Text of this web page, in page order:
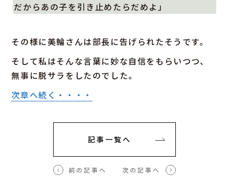
だからあの子を引き止めたらだめよ」
その様に美輪さんは部長に告げられたそうです。
そして私はそんな言葉に妙な自信をもらいつつ、
無事に脱サラをしたのでした。
次章へ続く・・・・
記事一覧へ
前の記事へ 次の記事へ